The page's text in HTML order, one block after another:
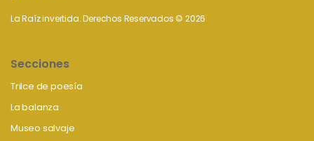
La Raíz invertida. Derechos Reservados © 2026
Secciones
Trilce de poesía
La balanza
Museo salvaje